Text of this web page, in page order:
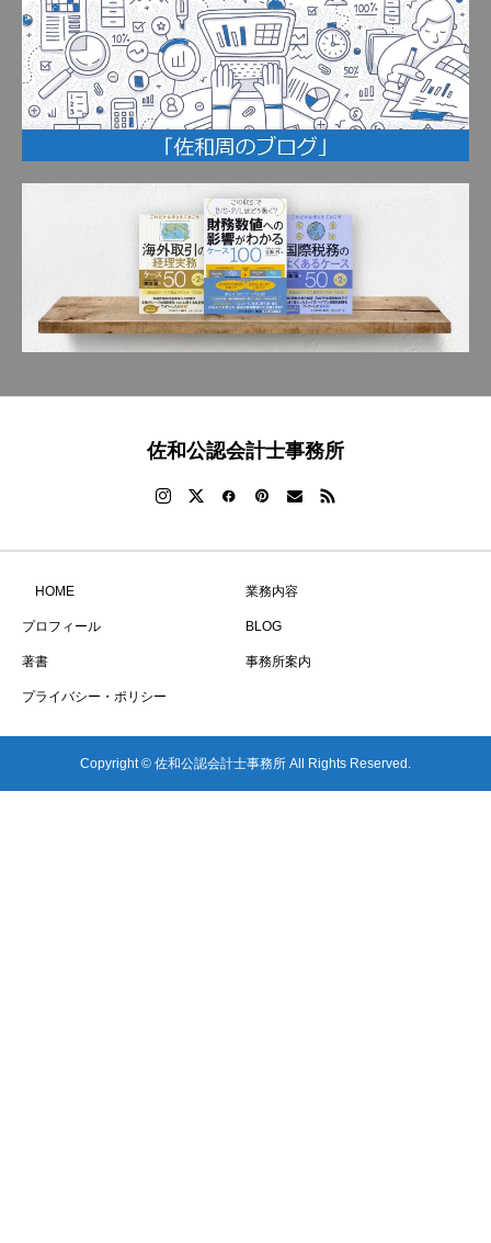
佐和公認会計士事務所
HOME 業務内容
プロフィール BLOG
著書 事務所案内
プライバシー・ポリシー
Copyright © 佐和公認会計士事務所 All Rights Reserved.